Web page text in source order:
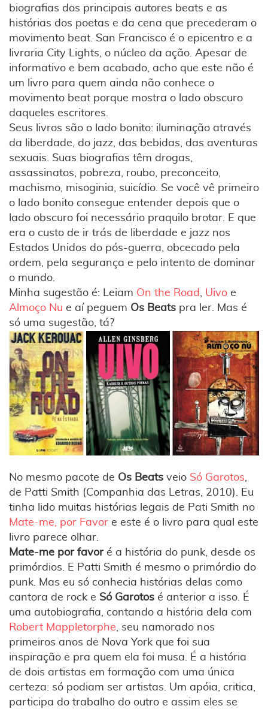
biografias dos principais autores beats e as
histórias dos poetas e da cena que precederam o
movimento beat. San Francisco é o epicentro e a
livraria City Lights, o núcleo da ação. Apesar de
informativo e bem acabado, acho que este não é
um livro para quem ainda não conhece o
movimento beat porque mostra o lado obscuro
daqueles escritores.
Seus livros são o lado bonito: iluminação através
da liberdade, do jazz, das bebidas, das aventuras
sexuais. Suas biografias têm drogas,
assassinatos, pobreza, roubo, preconceito,
machismo, misoginia, suicídio. Se você vê primeiro
o lado bonito consegue entender depois que o
lado obscuro foi necessário praquilo brotar. E que
era o custo de ir trás de liberdade e jazz nos
Estados Unidos do pós-guerra, obcecado pela
ordem, pela segurança e pelo intento de dominar
o mundo.
Minha sugestão é: Leiam On the Road , Uivo e
Almoço Nu e aí peguem Os Beats pra ler. Mas é
só uma sugestão, tá?
No mesmo pacote de Os Beats veio Só Garotos,
de Patti Smith (Companhia das Letras, 2010). Eu
tinha lido muitas histórias legais de Pati Smith no
Mate-me, por Favor e este é o livro para qual este
livro parece olhar.
Mate-me por favor é a história do punk, desde os
primórdios. E Patti Smith é mesmo o primórdio do
punk. Mas eu só conhecia histórias delas como
cantora de rock e Só Garotos é anterior a isso. É
uma autobiografia, contando a história dela com
Robert Mappletorphe, seu namorado nos
primeiros anos de Nova York que foi sua
inspiração e pra quem ela foi musa. É a história
de dois artistas em formação com uma única
certeza: só podiam ser artistas. Um apóia, critica,
participa do trabalho do outro e assim eles se